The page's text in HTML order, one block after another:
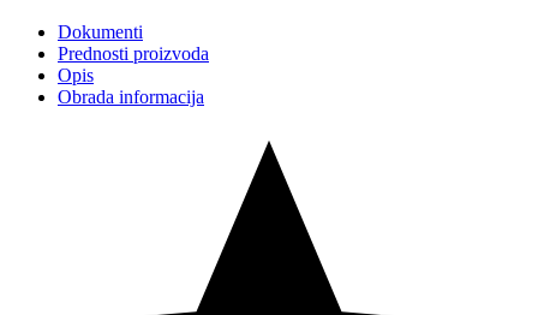
Dokumenti
Prednosti proizvoda
Opis
Obrada informacija